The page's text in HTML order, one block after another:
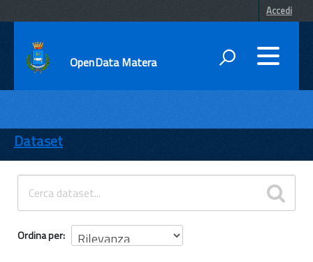
Accedi
OpenData Matera
ENTI
TEMI
INFORMAZIONI
Dataset
Ordina per